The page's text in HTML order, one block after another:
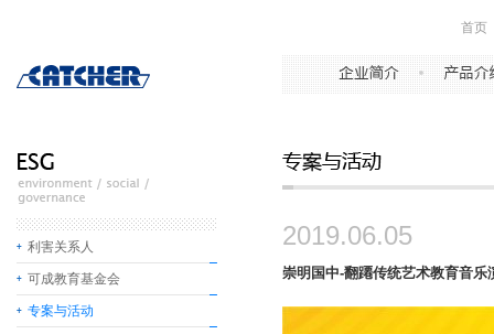
利害关系人
可成教育基金会
专案与活动
2019.06.05
崇明国中-翻蹮传统艺术教育音乐
首页